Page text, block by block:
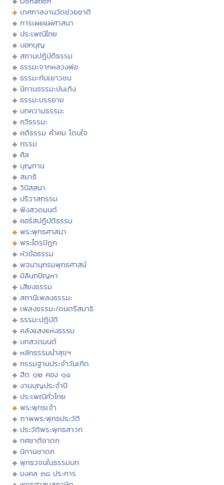
เทศกาลงานวัดช่วยชาติ
การเผยแผ่ศาสนา
ประเพณีไทย
บอกบุญ
สถานปฏิบัติธรรม
ธรรมะจากหลวงพ่อ
ธรรมะกับเยาวชน
นิทานธรรมะบันเทิง
ธรรมะบรรยาย
บทความธรรมะ
กวีธรรมะ
คติธรรม คำคม โดนใจ
กรรม
ศีล
บุญทาน
สมาธิ
วิปัสสนา
ปริวาสกรรม
ฟังสวดมนต์
คอร์สปฏิบัติธรรม
พระพุทธศาสนา
พระไตรปิฏก
หัวข้อธรรม
พจนานุกรมพุทธศาสน์
มิลินทปัญหา
เสียงธรรม
สถานีเพลงธรรมะ
เพลงธรรมะ/ดนตรีสมาธิ
ธรรมะปฏิบัติ
คลังแสงแห่งธรรม
บทสวดมนต์
หลักธรรมนำสุขฯ
กรรมฐานประจำวันเกิด
ฮีต ๑๒ คอง ๑๔
งานบุญประจำปี
ประเพณีทั่วไทย
พระพุทธเจ้า
ภาพพระพุทธประวัติ
ประวัติพระพุทธสาวก
ทศชาติชาดก
นิทานชาดก
พุทธวจนในธรรมบท
มงคล ๓๘ ประการ